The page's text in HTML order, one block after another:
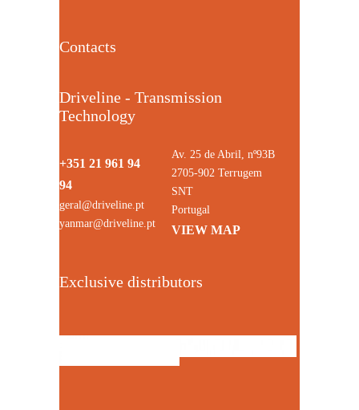
Contacts
Driveline - Transmission
Technology
+351 21 961 94
94
geral@driveline.pt
yanmar@driveline.pt
Av. 25 de Abril, nº93B
2705-902 Terrugem
SNT
Portugal
VIEW MAP
Exclusive distributors